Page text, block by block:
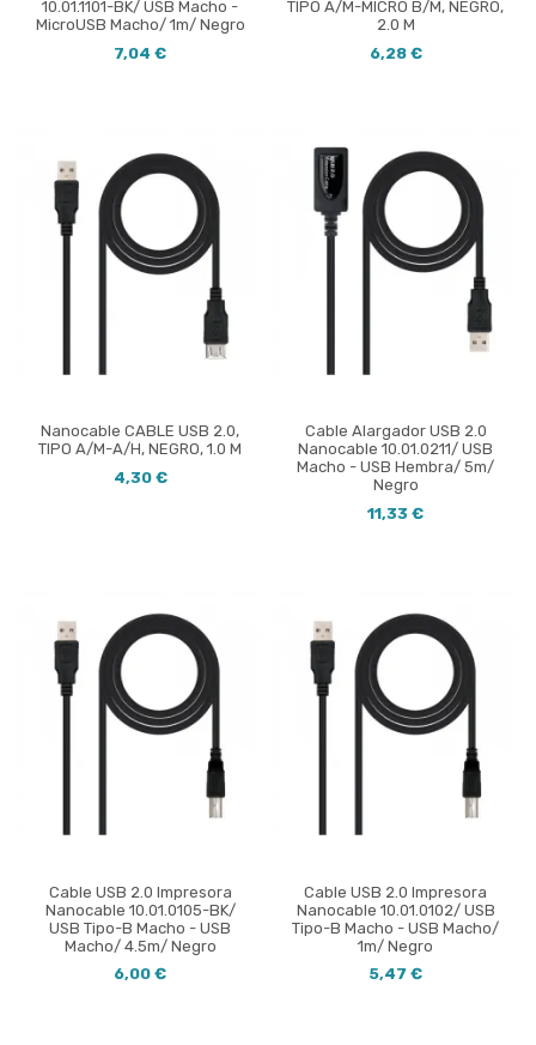
10.01.1101-BK/ USB Macho -
MicroUSB Macho/ 1m/ Negro
7,04 €
TIPO A/M-MICRO B/M, NEGRO,
2.0 M
6,28 €
Nanocable CABLE USB 2.0,
TIPO A/M-A/H, NEGRO, 1.0 M
4,30 €
Cable Alargador USB 2.0
Nanocable 10.01.0211/ USB
Macho - USB Hembra/ 5m/
Negro
11,33 €
Cable USB 2.0 Impresora
Nanocable 10.01.0105-BK/
USB Tipo-B Macho - USB
Macho/ 4.5m/ Negro
6,00 €
Cable USB 2.0 Impresora
Nanocable 10.01.0102/ USB
Tipo-B Macho - USB Macho/
1m/ Negro
5,47 €